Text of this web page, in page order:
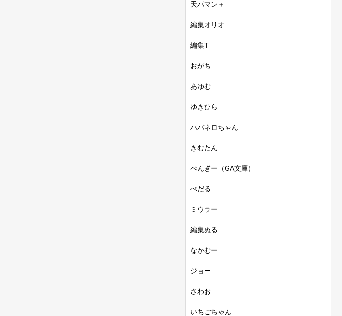
天パマン＋
編集オリオ
編集T
おがち
あゆむ
ゆきひら
ハバネロちゃん
きむたん
ぺんぎー（GA文庫）
ぺだる
ミウラー
編集ぬる
なかむー
ジョー
さわお
いちごちゃん